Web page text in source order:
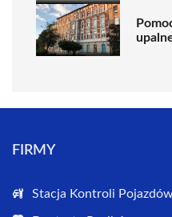
FIRMY
Stacja Kontroli